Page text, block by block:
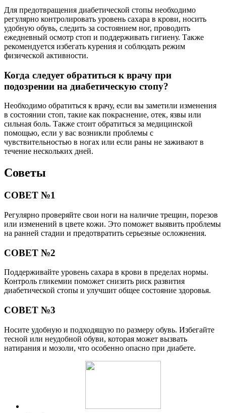
Для предотвращения диабетической стопы необходимо
регулярно контролировать уровень сахара в крови, носить
удобную обувь, следить за состоянием ног, проводить
ежедневный осмотр стоп и поддерживать гигиену. Также
рекомендуется избегать курения и соблюдать режим
физической активности.
Когда следует обратиться к врачу при
подозрении на диабетическую стопу?
Необходимо обратиться к врачу, если вы заметили изменения
в состоянии стоп, такие как покраснение, отек, язвы или
сильная боль. Также стоит обратиться за медицинской
помощью, если у вас возникли проблемы с
чувствительностью в ногах или если раны не заживают в
течение нескольких дней.
Советы
СОВЕТ №1
Регулярно проверяйте свои ноги на наличие трещин, порезов
или изменений в цвете кожи. Это поможет выявить проблемы
на ранней стадии и предотвратить серьезные осложнения.
СОВЕТ №2
Поддерживайте уровень сахара в крови в пределах нормы.
Контроль гликемии поможет снизить риск развития
диабетической стопы и улучшит общее состояние здоровья.
СОВЕТ №3
Носите удобную и подходящую по размеру обувь. Избегайте
тесной или неудобной обуви, которая может вызвать
натирания и мозоли, что особенно опасно при диабете.